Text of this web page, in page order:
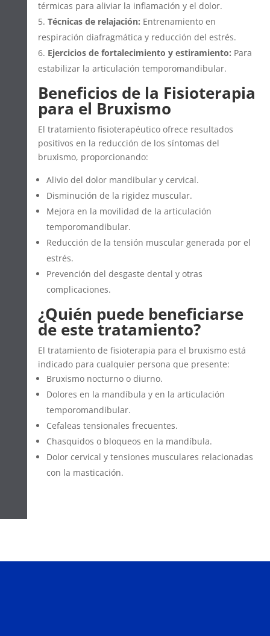
térmicas para aliviar la inflamación y el dolor.
Técnicas de relajación: Entrenamiento en
respiración diafragmática y reducción del estrés.
Ejercicios de fortalecimiento y estiramiento: Para
estabilizar la articulación temporomandibular.
Beneficios de la Fisioterapia
para el Bruxismo
El tratamiento fisioterapéutico ofrece resultados
positivos en la reducción de los síntomas del
bruxismo, proporcionando:
Alivio del dolor mandibular y cervical.
Disminución de la rigidez muscular.
Mejora en la movilidad de la articulación
temporomandibular.
Reducción de la tensión muscular generada por el
estrés.
Prevención del desgaste dental y otras
complicaciones.
¿Quién puede beneficiarse
de este tratamiento?
El tratamiento de fisioterapia para el bruxismo está
indicado para cualquier persona que presente:
Bruxismo nocturno o diurno.
Dolores en la mandíbula y en la articulación
temporomandibular.
Cefaleas tensionales frecuentes.
Chasquidos o bloqueos en la mandíbula.
Dolor cervical y tensiones musculares relacionadas
con la masticación.